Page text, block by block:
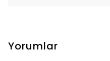
Yorumlar